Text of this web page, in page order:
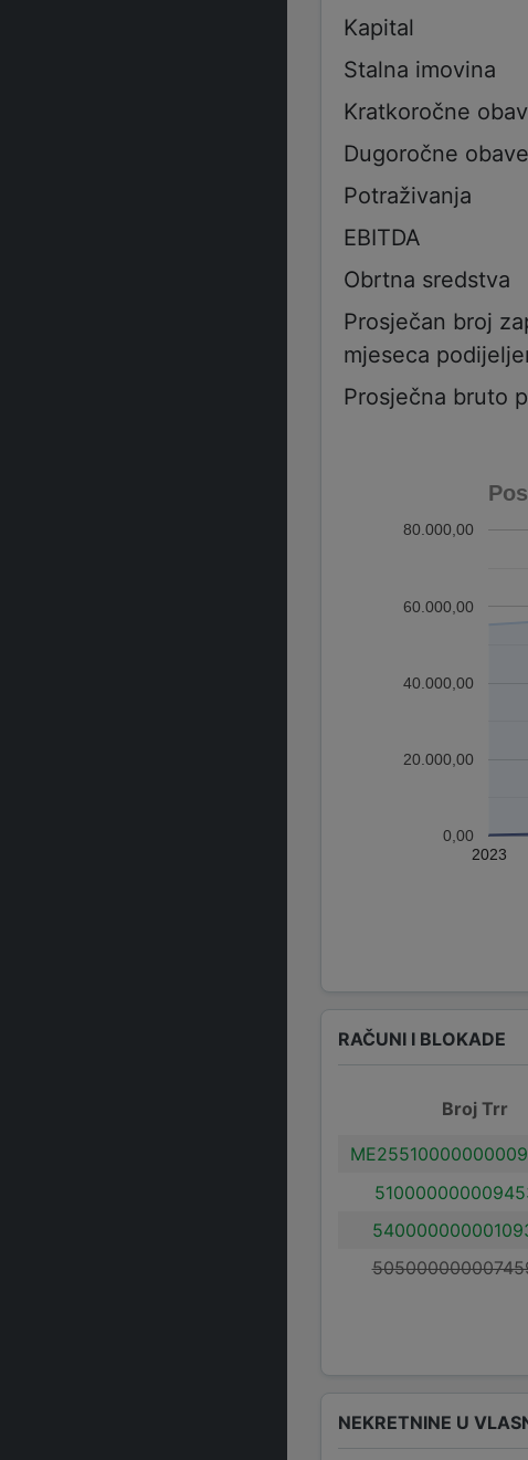
Kapital
Stalna imovina
Kratkoročne
Dugoročne
Potraživanja
EBITDA
Obrtna sredstva
Prosječan broj
mjeseca
Prosječna bruto
2023
0,00
20.000,00
40.000,00
60.000,00
80.000,00
RAČUNI I BLOKADE
Broj Trr
NEKRETNINE U